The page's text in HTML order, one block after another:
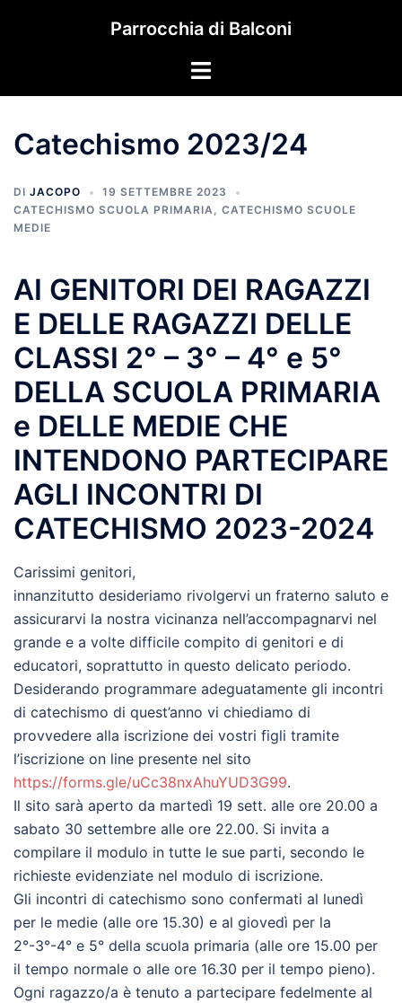
Parrocchia di Balconi
Mostra/Nascondi
Catechismo 2023/24
DI JACOPO
19 SETTEMBRE 2023
CATECHISMO SCUOLA PRIMARIA, CATECHISMO SCUOLE
MEDIE
AI GENITORI DEI RAGAZZI
E DELLE RAGAZZI DELLE
CLASSI 2° – 3° – 4° e 5°
DELLA SCUOLA PRIMARIA
e DELLE MEDIE CHE
INTENDONO PARTECIPARE
AGLI INCONTRI DI
CATECHISMO 2023-2024
Carissimi genitori,
innanzitutto desideriamo rivolgervi un fraterno saluto e
assicurarvi la nostra vicinanza nell’accompagnarvi nel
grande e a volte difficile compito di genitori e di
educatori, soprattutto in questo delicato periodo.
Desiderando programmare adeguatamente gli incontri
di catechismo di quest’anno vi chiediamo di
provvedere alla iscrizione dei vostri figli tramite
l’iscrizione on line presente nel sito
https://forms.gle/uCc38nxAhuYUD3G99.
Il sito sarà aperto da martedì 19 sett. alle ore 20.00 a
sabato 30 settembre alle ore 22.00. Si invita a
compilare il modulo in tutte le sue parti, secondo le
richieste evidenziate nel modulo di iscrizione.
Gli incontri di catechismo sono confermati al lunedì
per le medie (alle ore 15.30) e al giovedì per la
2°-3°-4° e 5° della scuola primaria (alle ore 15.00 per
il tempo normale o alle ore 16.30 per il tempo pieno).
Ogni ragazzo/a è tenuto a partecipare fedelmente al